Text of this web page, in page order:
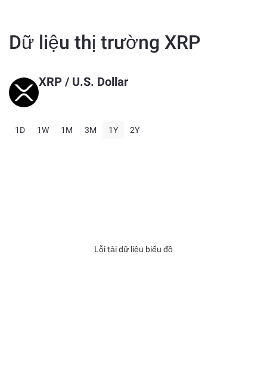
Dữ liệu thị trường XRP
XRP / U.S. Dollar
1D 1W 1M 3M 1Y 2Y
Lỗi tải dữ liệu biểu đồ